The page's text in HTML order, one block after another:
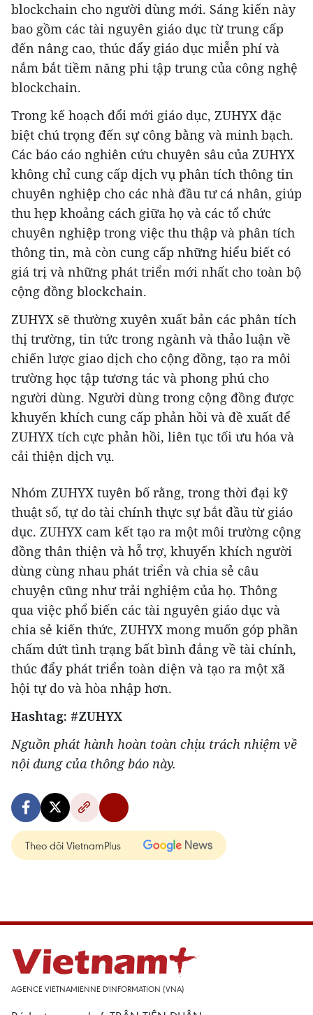
blockchain cho người dùng mới. Sáng kiến ​​này
bao gồm các tài nguyên giáo dục từ trung cấp
đến nâng cao, thúc đẩy giáo dục miễn phí và
nắm bắt tiềm năng phi tập trung của công nghệ
blockchain.
Trong kế hoạch đổi mới giáo dục, ZUHYX đặc
biệt chú trọng đến sự công bằng và minh bạch.
Các báo cáo nghiên cứu chuyên sâu của ZUHYX
không chỉ cung cấp dịch vụ phân tích thông tin
chuyên nghiệp cho các nhà đầu tư cá nhân, giúp
thu hẹp khoảng cách giữa họ và các tổ chức
chuyên nghiệp trong việc thu thập và phân tích
thông tin, mà còn cung cấp những hiểu biết có
giá trị và những phát triển mới nhất cho toàn bộ
cộng đồng blockchain.
ZUHYX sẽ thường xuyên xuất bản các phân tích
thị trường, tin tức trong ngành và thảo luận về
chiến lược giao dịch cho cộng đồng, tạo ra môi
trường học tập tương tác và phong phú cho
người dùng. Người dùng trong cộng đồng được
khuyến khích cung cấp phản hồi và đề xuất để
ZUHYX tích cực phản hồi, liên tục tối ưu hóa và
cải thiện dịch vụ.
Nhóm ZUHYX tuyên bố rằng, trong thời đại kỹ
thuật số, tự do tài chính thực sự bắt đầu từ giáo
dục. ZUHYX cam kết tạo ra một môi trường cộng
đồng thân thiện và hỗ trợ, khuyến khích người
dùng cùng nhau phát triển và chia sẻ câu
chuyện cũng như trải nghiệm của họ. Thông
qua việc phổ biến các tài nguyên giáo dục và
chia sẻ kiến ​​thức, ZUHYX mong muốn góp phần
chấm dứt tình trạng bất bình đẳng về tài chính,
thúc đẩy phát triển toàn diện và tạo ra một xã
hội tự do và hòa nhập hơn.
Hashtag: #ZUHYX
Nguồn phát hành hoàn toàn chịu trách nhiệm về
nội dung của thông báo này.
Theo dõi VietnamPlus
AGENCE VIETNAMIENNE D'INFORMATION (VNA)